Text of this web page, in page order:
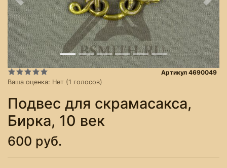
Предыдущее
Ваша оценка: Нет (1 голосов)
Артикул 4690049
Подвес для скрамасакса,
Бирка, 10 век
600 руб.